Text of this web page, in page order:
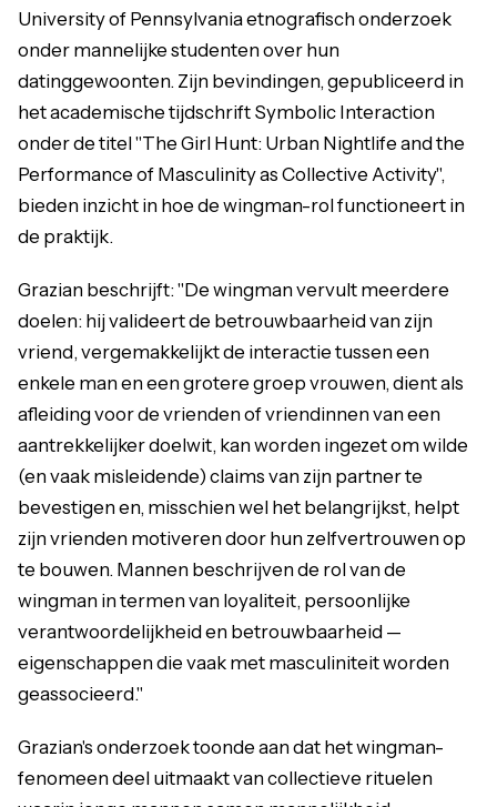
University of Pennsylvania etnografisch onderzoek
onder mannelijke studenten over hun
datinggewoonten. Zijn bevindingen, gepubliceerd in
het academische tijdschrift Symbolic Interaction
onder de titel "The Girl Hunt: Urban Nightlife and the
Performance of Masculinity as Collective Activity",
bieden inzicht in hoe de wingman-rol functioneert in
de praktijk.
Grazian beschrijft: "De wingman vervult meerdere
doelen: hij valideert de betrouwbaarheid van zijn
vriend, vergemakkelijkt de interactie tussen een
enkele man en een grotere groep vrouwen, dient als
afleiding voor de vrienden of vriendinnen van een
aantrekkelijker doelwit, kan worden ingezet om wilde
(en vaak misleidende) claims van zijn partner te
bevestigen en, misschien wel het belangrijkst, helpt
zijn vrienden motiveren door hun zelfvertrouwen op
te bouwen. Mannen beschrijven de rol van de
wingman in termen van loyaliteit, persoonlijke
verantwoordelijkheid en betrouwbaarheid —
eigenschappen die vaak met masculiniteit worden
geassocieerd."
Grazian's onderzoek toonde aan dat het wingman-
fenomeen deel uitmaakt van collectieve rituelen